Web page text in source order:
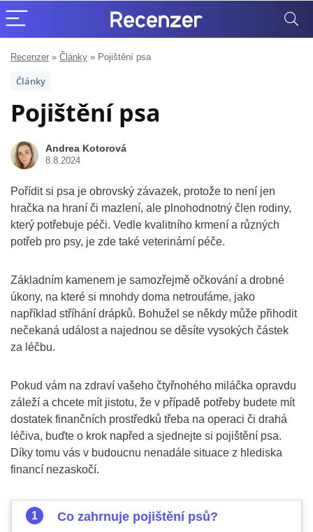
Recenzer » Články » Pojištění psa
Články
Pojištění psa
Andrea Kotorová
8.8.2024
Pořídit si psa je obrovský závazek, protože to není jen
hračka na hraní či mazlení, ale plnohodnotný člen rodiny,
který potřebuje péči. Vedle kvalitního krmení a různých
potřeb pro psy, je zde také veterinární péče.
Základním kamenem je samozřejmě očkování a drobné
úkony, na které si mnohdy doma netroufáme, jako
například stříhání drápků. Bohužel se někdy může přihodit
nečekaná událost a najednou se děsíte vysokých částek
za léčbu.
Pokud vám na zdraví vašeho čtyřnohého miláčka opravdu
záleží a chcete mít jistotu, že v případě potřeby budete mít
dostatek finančních prostředků třeba na operaci či drahá
léčiva, buďte o krok napřed a sjednejte si pojištění psa.
Díky tomu vás v budoucnu nenadále situace z hlediska
financí nezaskočí.
Co zahrnuje pojištění psů?